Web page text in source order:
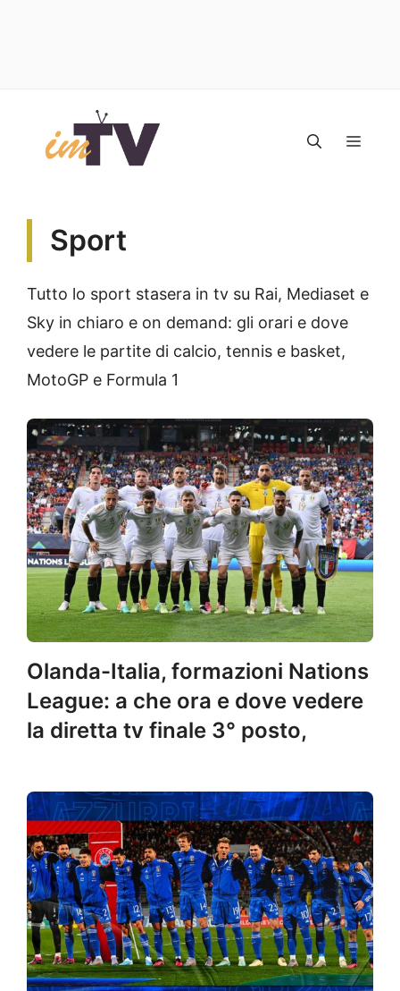
contenuto
Sport
Tutto lo sport stasera in tv su Rai, Mediaset e
Sky in chiaro e on demand: gli orari e dove
vedere le partite di calcio, tennis e basket,
MotoGP e Formula 1
Olanda-Italia, formazioni Nations
League: a che ora e dove vedere
la diretta tv finale 3° posto,